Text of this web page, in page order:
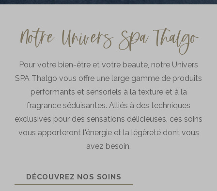
Notre Univers Spa Thalgo
Pour votre bien-être et votre beauté, notre Univers
SPA Thalgo vous offre une large gamme de produits
performants et sensoriels à la texture et à la
fragrance séduisantes. Alliés à des techniques
exclusives pour des sensations délicieuses, ces soins
vous apporteront l'énergie et la légèreté dont vous
avez besoin.
DÉCOUVREZ NOS SOINS